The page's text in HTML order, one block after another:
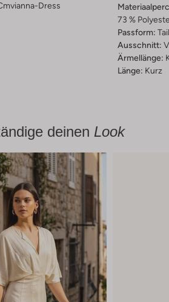
Dress
73 %
Passform:
Ausschnitt:
Ärmellänge:
Länge: Kurz
deinen Look